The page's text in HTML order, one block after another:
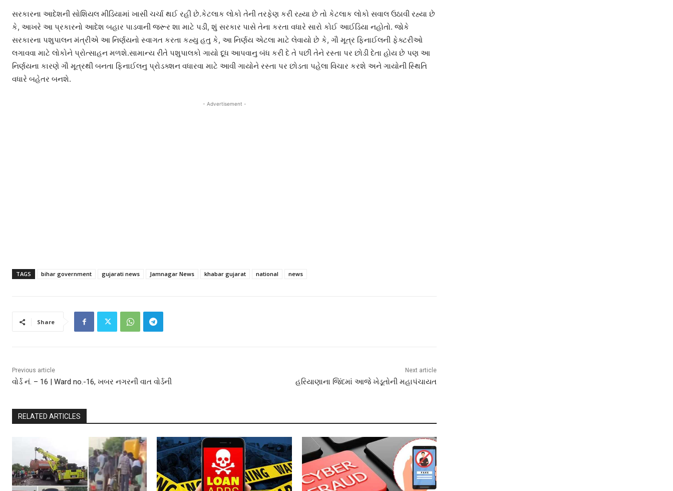
સરકારના આદેશની સોશિયલ મીડિયામાં ખાસી ચર્ચા થઈ રહી છે.કેટલાક લોકો તેની તરફેણ કરી રહ્યા છે તો કેટલાક લોકો સવાલ ઉઠાવી રહ્યા છે
કે, આખરે આ પ્રકારનો આદેશ બહાર પાડવાની જરૂર શા માટે પડી, શું સરકાર પાસે તેના કરતા વધારે સારો કોઈ આઈડિયા નહોતો. જોકે
સરકારના પશુપાલન મંત્રીએ આ નિર્ણયનો સ્વાગત કરતા કહ્યુ હતુ કે, આ નિર્ણય એટલા માટે લેવાયો છે કે, ગૌ મૂત્ર ફિનાઈલની ફેક્ટરીઓ
લગાવવા માટે લોકોને પ્રોત્સાહન મળશે.સામાન્ય રીતે પશુપાલકો ગાયો દૂધ આપવાનુ બંધ કરી દે તે પછી તેને રસ્તા પર છોડી દેતા હોય છે પણ આ
નિર્ણયના કારણે ગૌ મૂત્રથી બનતા ફિનાઈલનુ પ્રોડક્શન વધારવા માટે આવી ગાયોને રસ્તા પર છોડતા પહેલા વિચાર કરશે અને ગાયોની સ્થિતિ
વધારે બહેતર બનશે.
- Advertisement -
TAGS bihar government gujarati news Jamnagar News khabar gujarat national news
Share
Previous article
વોર્ડ નં. – 16 | Ward no.-16, ખબર નગરની વાત વોર્ડની
Next article
હરિયાણાના જિંદમાં આજે ખેડૂતોની મહાપંચાયત
RELATED ARTICLES